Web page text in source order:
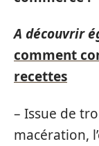
A découvrir
comment
recettes
– Issue de
macération,